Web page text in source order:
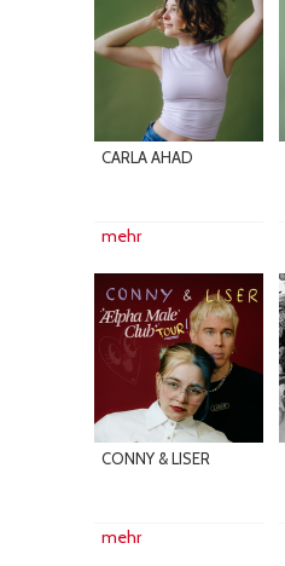
CARLA AHAD
mehr
CONNY & LISER
mehr